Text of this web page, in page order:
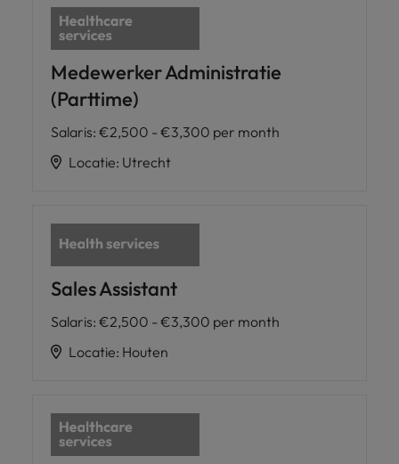
Medewerker Administratie
(Parttime)
Salaris: €2,500 - €3,300 per month
Locatie: Utrecht
Sales Assistant
Salaris: €2,500 - €3,300 per month
Locatie: Houten